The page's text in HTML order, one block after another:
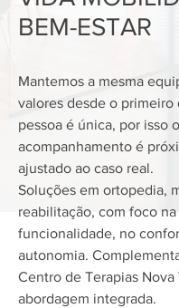
BEM-ESTAR
Mantemos a mesma
valores desde o primeiro
pessoa é única, por isso o
acompanhamento é
ajustado ao caso real.
Soluções em ortopedia,
reabilitação, com foco na
funcionalidade, no
autonomia.
Centro de Terapias Nova
abordagem integrada.